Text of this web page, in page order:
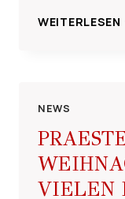
WEITERLESEN
NEWS
VIELEN